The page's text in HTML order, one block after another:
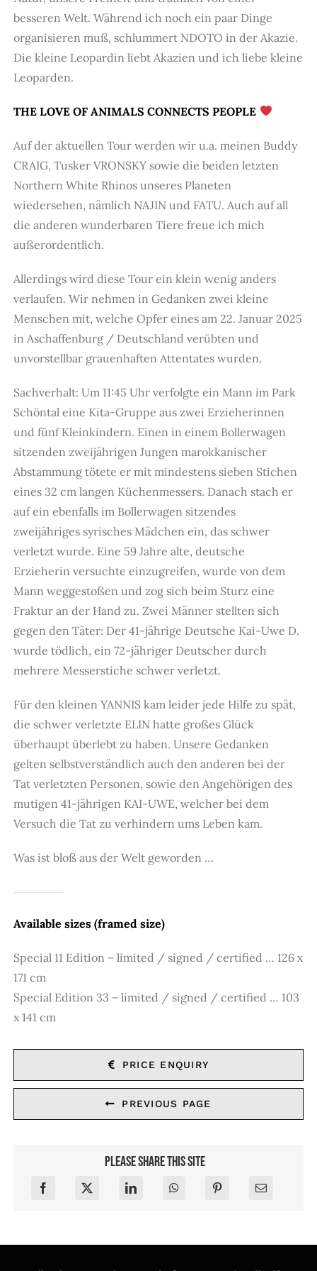
besseren Welt. Während ich noch ein paar Dinge
organisieren muß, schlummert NDOTO in der Akazie.
Die kleine Leopardin liebt Akazien und ich liebe kleine
Leoparden.
THE LOVE OF ANIMALS CONNECTS PEOPLE
Auf der aktuellen Tour werden wir u.a. meinen Buddy
CRAIG, Tusker VRONSKY sowie die beiden letzten
Northern White Rhinos unseres Planeten
wiedersehen, nämlich NAJIN und FATU. Auch auf all
die anderen wunderbaren Tiere freue ich mich
außerordentlich.
Allerdings wird diese Tour ein klein wenig anders
verlaufen. Wir nehmen in Gedanken zwei kleine
Menschen mit, welche Opfer eines am 22. Januar 2025
in Aschaffenburg / Deutschland verübten und
unvorstellbar grauenhaften Attentates wurden.
Sachverhalt: Um 11:45 Uhr verfolgte ein Mann im Park
Schöntal eine Kita-Gruppe aus zwei Erzieherinnen
und fünf Kleinkindern. Einen in einem Bollerwagen
sitzenden zweijährigen Jungen marokkanischer
Abstammung tötete er mit mindestens sieben Stichen
eines 32 cm langen Küchenmessers. Danach stach er
auf ein ebenfalls im Bollerwagen sitzendes
zweijähriges syrisches Mädchen ein, das schwer
verletzt wurde. Eine 59 Jahre alte, deutsche
Erzieherin versuchte einzugreifen, wurde von dem
Mann weggestoßen und zog sich beim Sturz eine
Fraktur an der Hand zu. Zwei Männer stellten sich
gegen den Täter: Der 41-jährige Deutsche Kai-Uwe D.
wurde tödlich, ein 72-jähriger Deutscher durch
mehrere Messerstiche schwer verletzt.
Für den kleinen YANNIS kam leider jede Hilfe zu spät,
die schwer verletzte ELIN hatte großes Glück
überhaupt überlebt zu haben. Unsere Gedanken
gelten selbstverständlich auch den anderen bei der
Tat verletzten Personen, sowie den Angehörigen des
mutigen 41-jährigen KAI-UWE, welcher bei dem
Versuch die Tat zu verhindern ums Leben kam.
Was ist bloß aus der Welt geworden …
Available sizes (framed size)
Special 11 Edition – limited / signed / certified … 126 x
171 cm
Special Edition 33 – limited / signed / certified … 103
x 141 cm
PRICE ENQUIRY
PREVIOUS PAGE
Please share this site